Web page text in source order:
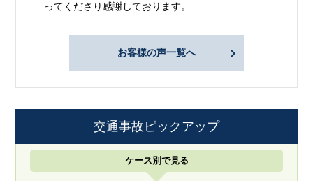
ってくださり感謝しております。
お客様の声一覧へ
交通事故ピックアップ
ケース別で見る